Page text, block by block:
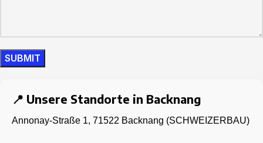
📍 Unsere Standorte in Backnang
Annonay-Straße 1, 71522 Backnang (SCHWEIZERBAU)